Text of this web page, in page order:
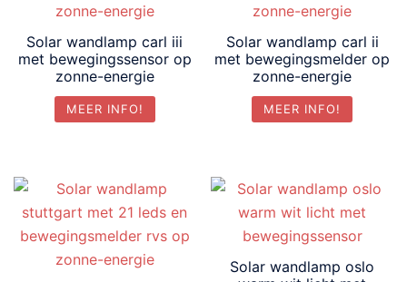
Solar wandlamp carl iii
met bewegingssensor op
zonne-energie
MEER INFO!
Solar wandlamp carl ii
met bewegingsmelder op
zonne-energie
MEER INFO!
Solar wandlamp oslo